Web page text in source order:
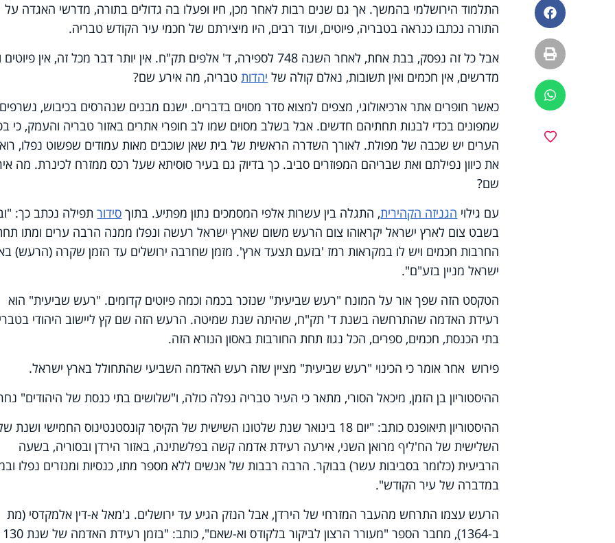
פייסבוק
הדפסה
ווטסאפ
התלמוד הירושלמי בהמשך. אך גם שנים רבות לאחר מכן, חיו ופעלו בה גדולים בתורה, מדרשי האגדה על
התורה נכתבו כנראה בטבריה, פיוטים, ועוד רבים, היו מיצירתם של חכמי עיר הקודש טבריה.
אבל כל זה נפסק, בבת אחת, לאחר השנה 748 לספירה, ד' אלפים תק"ח. אין יותר דבר מכל זה, אין
מדרשים, אין חכמים ואין תשובות, נאלם קולה של יהדותטבריה, מה אירע שם?
כאשר חופרים אתר ארכיאולוגי, מצפים למצוא סדר מסוים בדברים. ישנם מבנים שנהרסים בכיבוש,
שמפונים בכדי לבנות תחתיהם חדשים. אבל בשלב מסוים שמו לב חופרי אתרים באזור טבריה והעמק, כי
הערים יש שכבה של מפולת. לאורך השדרה הראשית של בית שאן שוכבים מאות עמודים שפשוט נפלו,
את כיוון נפילתם ואת שבריהם המפוזרים סביב. כך בדיוק גם בעיר סוסיתא שעל רכס ממזרח לכינרת. מה
שם?
עם גילוי הגניזה הקהירית, התגלה בין עשרות אלפי המסמכים נתון מפתיע. בתוך סידורתפילה נכתב כך:
בשבט צום לארץ ישראל יקראוהו צום הרעש משום שארץ ישראל רעשה ונפלו ממנה הרבה ערים ומתו
החרבות חכמים ויש לו במקראות רמז 'בזעם תצעד ארץ'. מזמן שחרבה ירושלים עד הזמן שקרה (הרעש)
ישראל מניין בזע"ם".
הטקסט הזה שפך אור על המונח "רעש שביעית" שנזכר בכמה וכמה פיוטים קדומים. "רעש שביעית" הוא
רעידת האדמה שהתרחשה בשנת ד' תק"ח, שהיתה שנת שמיטה. הרעש הזה שם קץ ליישוב היהודי
בתי הכנסת, חכמים, ספרים, הכל נגוז תחת החורבות באסון הנורא הזה.
פירוש אחר אומר כי הכינוי "רעש שביעית" מציין שזה רעש האדמה השביעי שהתחולל בארץ ישראל.
ההיסטוריון בן הזמן, מיכאל הסורי, מתאר כי העיר טבריה נפלה כולה, ו"שלושים בתי כנסת של היהודים"
ההיסטוריון תיאופנס כותב: "יום 18 בינואר שנת שלטונו השישית של הקיסר קונסטנטינוס החמישי ושנת
השלישית של הח'ליף מרואן השני, אירעה רעידת אדמה קשה בפלשתינה, באזור הירדן ובסוריה, בשעה
הרביעית (כלומר בסביבות עשר) בבוקר. הרבה רבבות של אנשים ללא מספר מתו, כנסיות ומנזרים נפלו
במדברה של עיר הקודש".
הרעש עצמו התרחש מהעבר המזרחי של הירדן, אבל הנזק הגיע עד ירושלים. ג'מאל א-דין אלמקדסי (מת
ב-1364), מחבר הספר "מעורר הרצון לביקור בלקודס וא-שאם", כותב: "בזמן רעידת האדמה של שנת 130